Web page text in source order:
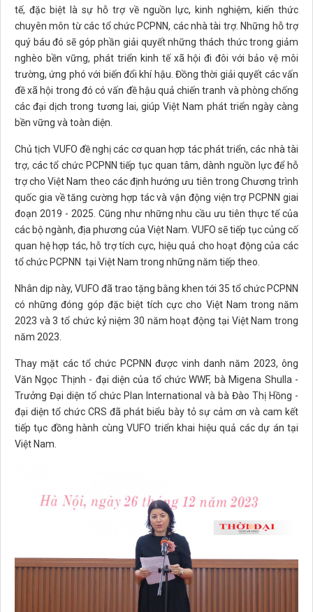
tế, đặc biệt là sự hỗ trợ về nguồn lực, kinh nghiệm, kiến thức
chuyên môn từ các tổ chức PCPNN, các nhà tài trợ. Những hỗ trợ
quý báu đó sẽ góp phần giải quyết những thách thức trong giảm
nghèo bền vững, phát triển kinh tế xã hội đi đôi với bảo vệ môi
trường, ứng phó với biến đổi khí hậu. Đồng thời giải quyết các vấn
đề xã hội trong đó có vấn đề hậu quả chiến tranh và phòng chống
các đại dịch trong tương lai, giúp Việt Nam phát triển ngày càng
bền vững và toàn diện.
Chủ tịch VUFO đề nghị các cơ quan hợp tác phát triển, các nhà tài
trợ, các tổ chức PCPNN tiếp tục quan tâm, dành nguồn lực để hỗ
trợ cho Việt Nam theo các định hướng ưu tiên trong Chương trình
quốc gia về tăng cường hợp tác và vận động viện trợ PCPNN giai
đoạn 2019 - 2025. Cũng như những nhu cầu ưu tiên thực tế của
các bộ ngành, địa phương của Việt Nam. VUFO sẽ tiếp tục củng cố
quan hệ hợp tác, hỗ trợ tích cực, hiệu quả cho hoạt động của các
tổ chức PCPNN tại Việt Nam trong những năm tiếp theo.
Nhân dịp này, VUFO đã trao tặng bằng khen tới 35 tổ chức PCPNN
có những đóng góp đặc biệt tích cực cho Việt Nam trong năm
2023 và 3 tổ chức kỷ niệm 30 năm hoạt động tại Việt Nam trong
năm 2023.
Thay mặt các tổ chức PCPNN được vinh danh năm 2023, ông
Văn Ngọc Thịnh - đại diện của tổ chức WWF, bà Migena Shulla -
Trưởng Đại diện tổ chức Plan International và bà Đào Thị Hồng -
đại diện tổ chức CRS đã phát biểu bày tỏ sự cảm ơn và cam kết
tiếp tục đồng hành cùng VUFO triển khai hiệu quả các dự án tại
Việt Nam.